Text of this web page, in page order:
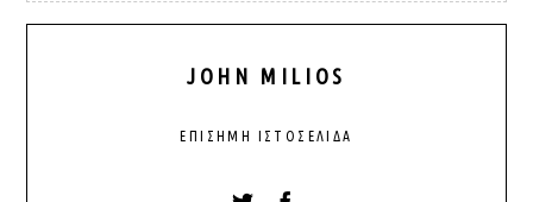
JOHN MILIOS
ΕΠΊΣΗΜΗ ΙΣΤΟΣΕΛΊΔΑ